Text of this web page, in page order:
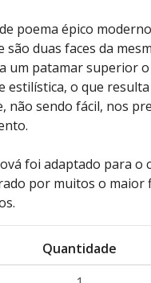
poema épico
duas faces da
um patamar superior
estilística, o que
não sendo fácil, nos
foi adaptado para o
por muitos o maior
Quantidade